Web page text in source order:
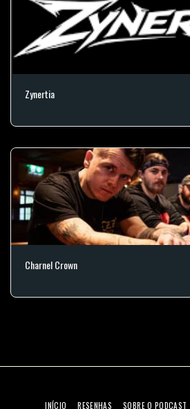
Zynertia
Charnel Crown
INÍCIO RESENHAS SOBRE O PODCAST